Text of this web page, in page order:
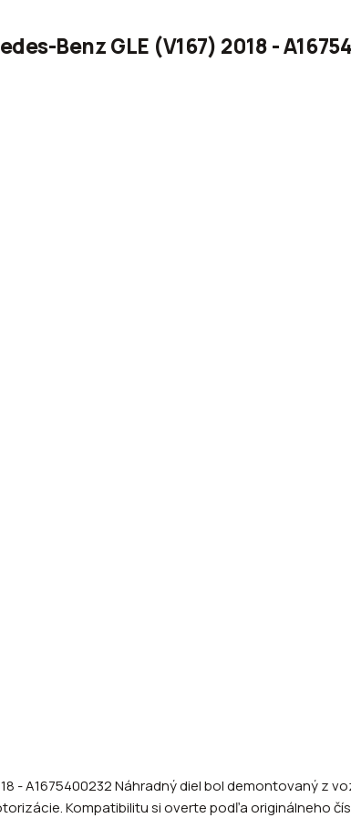
Benz GLE (V167) 2018 -
A1675400232 Náhradný diel bol demontovaný z
Kompatibilitu si overte podľa originálneho